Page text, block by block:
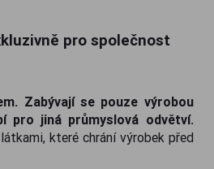
pro společnost
Zabývají se pouze výrobou
pro jiná průmyslová odvětví.
které chrání výrobek před